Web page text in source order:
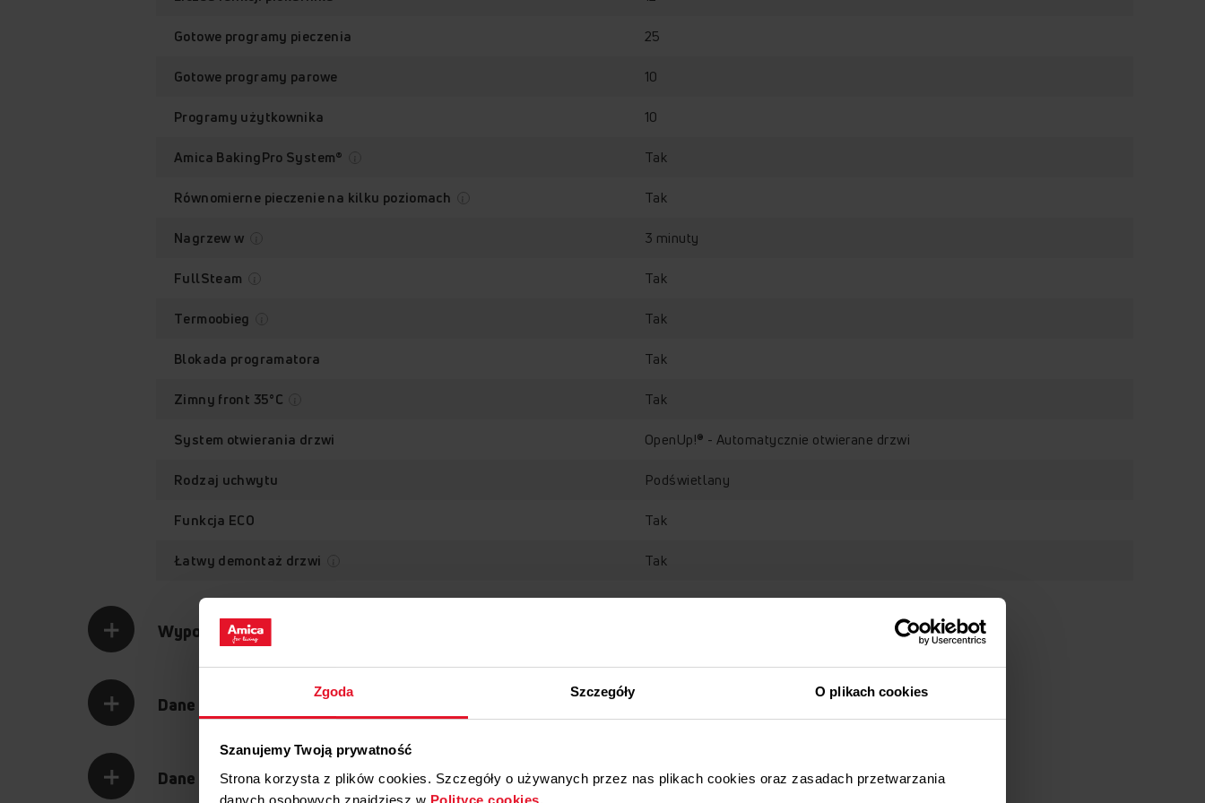
Zgoda Szczegóły O plikach cookies
Szanujemy Twoją prywatność
Strona korzysta z plików cookies. Szczegóły o używanych przez nas plikach cookies oraz zasadach przetwarzania
danych osobowych znajdziesz w Polityce cookies.
Gotowe programy pieczenia 25
Gotowe programy parowe 10
Programy użytkownika 10
Amica BakingPro System® Tak
Równomierne pieczenie na kilku poziomach Tak
Nagrzew w 3 minuty
FullSteam Tak
Termoobieg Tak
Blokada programatora Tak
Zimny front 35°C Tak
System otwierania drzwi OpenUp!® - Automatycznie otwierane drzwi
Rodzaj uchwytu Podświetlany
Funkcja ECO Tak
Łatwy demontaż drzwi Tak
Wyposażenie
Dane techniczne
Dane logistyczne